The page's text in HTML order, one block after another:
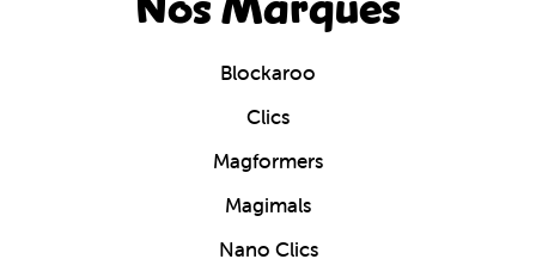
Blockaroo
Clics
Magformers
Magimals
Nano Clics